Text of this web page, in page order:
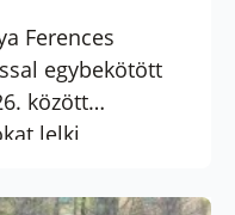
Ferences
egybekötött
között
lelki
és 25-